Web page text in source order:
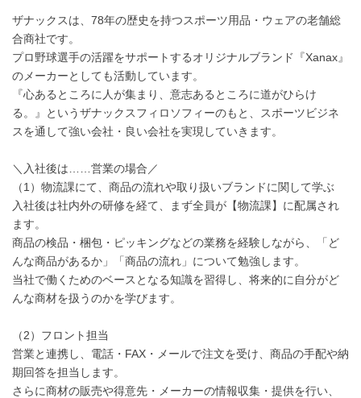
ザナックスは、78年の歴史を持つスポーツ用品・ウェアの老舗総
合商社です。
プロ野球選手の活躍をサポートするオリジナルブランド『Xanax』
のメーカーとしても活動しています。
『心あるところに人が集まり、意志あるところに道がひらけ
る。』というザナックスフィロソフィーのもと、スポーツビジネ
スを通して強い会社・良い会社を実現していきます。
＼入社後は……営業の場合／
（1）物流課にて、商品の流れや取り扱いブランドに関して学ぶ
入社後は社内外の研修を経て、まず全員が【物流課】に配属され
ます。
商品の検品・梱包・ピッキングなどの業務を経験しながら、「ど
んな商品があるか」「商品の流れ」について勉強します。
当社で働くためのベースとなる知識を習得し、将来的に自分がど
んな商材を扱うのかを学びます。
（2）フロント担当
営業と連携し、電話・FAX・メールで注文を受け、商品の手配や納
期回答を担当します。
さらに商材の販売や得意先・メーカーの情報収集・提供を行い、